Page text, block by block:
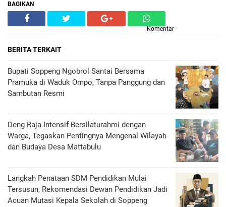
BAGIKAN
Komentar
BERITA TERKAIT
Bupati Soppeng Ngobrol Santai Bersama
Pramuka di Waduk Ompo, Tanpa Panggung dan
Sambutan Resmi
Deng Raja Intensif Bersilaturahmi dengan
Warga, Tegaskan Pentingnya Mengenal Wilayah
dan Budaya Desa Mattabulu
Langkah Penataan SDM Pendidikan Mulai
Tersusun, Rekomendasi Dewan Pendidikan Jadi
Acuan Mutasi Kepala Sekolah di Soppeng